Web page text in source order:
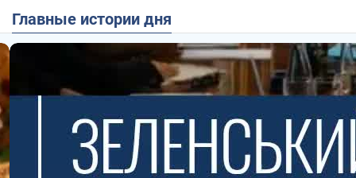
Главные истории дня